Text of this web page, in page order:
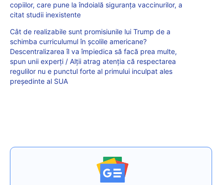
copiilor, care pune la îndoială siguranța vaccinurilor, a
citat studii inexistente
Cât de realizabile sunt promisiunile lui Trump de a
schimba curriculumul în școlile americane?
Descentralizarea îl va împiedica să facă prea multe,
spun unii experți / Alții atrag atenția că respectarea
regulilor nu e punctul forte al primului inculpat ales
președinte al SUA